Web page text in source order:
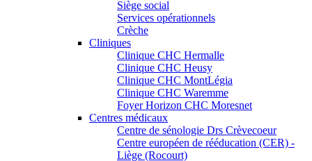
Siège social
Services opérationnels
Crèche
Cliniques
Clinique CHC Hermalle
Clinique CHC Heusy
Clinique CHC MontLégia
Clinique CHC Waremme
Foyer Horizon CHC Moresnet
Centres médicaux
Centre de sénologie Drs Crèvecoeur
Centre européen de rééducation (CER) -
Liège (Rocourt)